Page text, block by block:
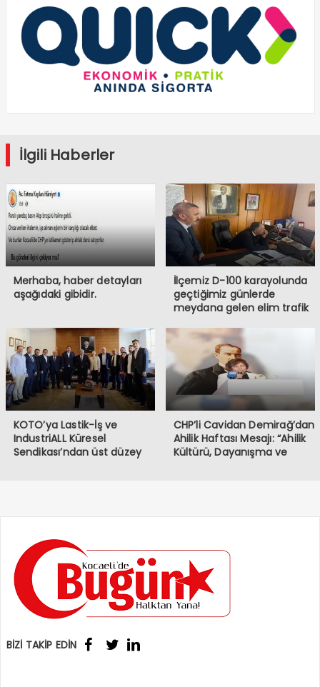
İlgili Haberler
Merhaba, haber detayları
aşağıdaki gibidir.
İlçemiz D-100 karayolunda
geçtiğimiz günlerde
meydana gelen elim trafik
kaybetmiş bulunmaktayız.
Öncelikle hayatını
kaybeden vatandaşlarımıza
Allah’tan rahmet, ailelerine
ve sevenlerine başsağlığı
diliyorum.
KOTO’ya Lastik-İş ve
IndustriALL Küresel
Sendikası’ndan üst düzey
CHP’li Cavidan Demirağ’dan
Ahilik Haftası Mesajı: “Ahilik
Kültürü, Dayanışma ve
BİZİ TAKİP EDİN